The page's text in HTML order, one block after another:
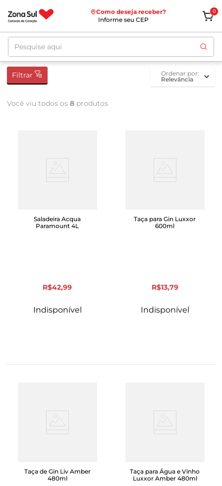
Como deseja receber?
Informe seu CEP
0
Pesquise aqui
Filtrar
ordenar por
Relevância
Você viu todos os 8 produtos
Saladeira Acqua
Paramount 4L
R$42,99
Indisponível
Taça para Gin Luxxor
600ml
R$13,79
Indisponível
Taça de Gin Liv Amber
480ml
Taça para Água e Vinho
Luxxor Amber 480ml